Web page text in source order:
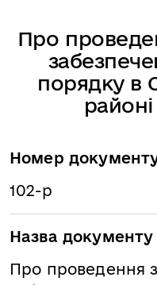
Про
порядку в
Номер
102-р
Назва документу
Про проведення